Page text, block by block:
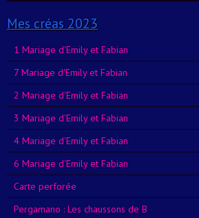
Mes créas 2023
1 Mariage d'Emily et Fabian
7 Mariage d'Emily et Fabian
2 Mariage d'Emily et Fabian
3 Mariage d'Emily et Fabian
4 Mariage d'Emily et Fabian
6 Mariage d'Emily et Fabian
Carte perforée
Pergamano : Les chaussons de B